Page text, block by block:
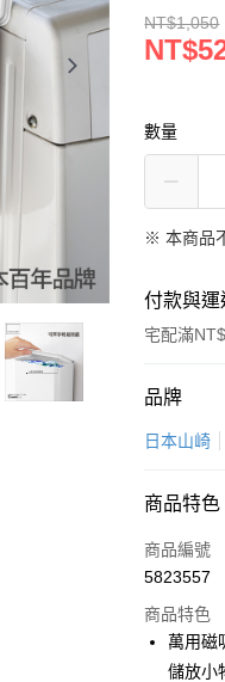
NT$1,050
數量
※ 本商品
付款與運
宅配滿
付款方式
信用卡一
悠遊付
Google Pay
全盈+PAY
品牌
日本山崎
商品特色
商品編號
5823557
商品特色
萬用磁
儲放小